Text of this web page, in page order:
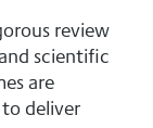
review
scientific
are
deliver